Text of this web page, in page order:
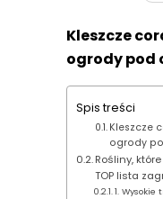
Kleszcze
ogrody pod
Spis treści
Kleszcze
ogrody
Rośliny,
TOP lista
1. Wysokie